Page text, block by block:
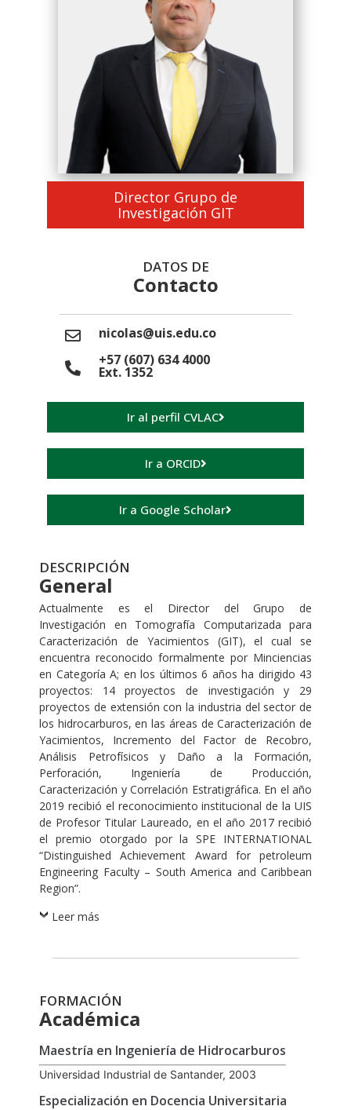
Director Grupo de
Investigación GIT
DATOS DE
Contacto
nicolas@uis.edu.co
+57 (607) 634 4000
Ext. 1352
Ir al perfil CVLAC
Ir a ORCID
Ir a Google Scholar
DESCRIPCIÓN
General
Actualmente es el Director del Grupo de
Investigación en Tomografía Computarizada para
Caracterización de Yacimientos (GIT), el cual se
encuentra reconocido formalmente por Minciencias
en Categoría A; en los últimos 6 años ha dirigido 43
proyectos: 14 proyectos de investigación y 29
proyectos de extensión con la industria del sector de
los hidrocarburos, en las áreas de Caracterización de
Yacimientos, Incremento del Factor de Recobro,
Análisis Petrofísicos y Daño a la Formación,
Perforación, Ingeniería de Producción,
Caracterización y Correlación Estratigráfica. En el año
2019 recibió el reconocimiento institucional de la UIS
de Profesor Titular Laureado, en el año 2017 recibió
el premio otorgado por la SPE INTERNATIONAL
“Distinguished Achievement Award for petroleum
Engineering Faculty – South America and Caribbean
Region”.
Leer más
FORMACIÓN
Académica
Maestría en Ingeniería de Hidrocarburos
Universidad Industrial de Santander, 2003
Especialización en Docencia Universitaria